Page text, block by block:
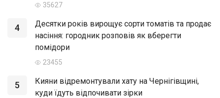
35627
4
Десятки років вирощує сорти томатів та продає
насіння: городник розповів як вберегти
помідори
23455
5
Кияни відремонтували хату на Чернігівщині,
куди їдуть відпочивати зірки